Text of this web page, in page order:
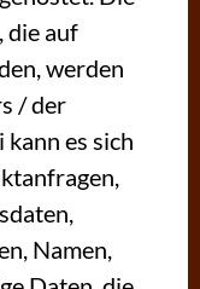
die auf
werden
/ der
es sich
Namen,